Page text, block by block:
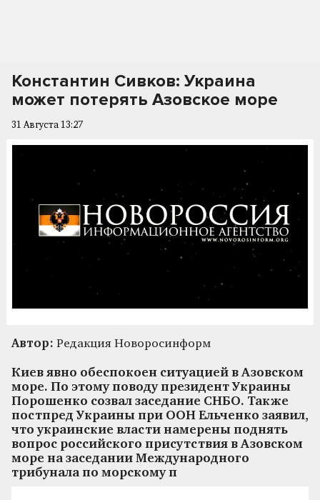
Константин Сивков: Украина
может потерять Азовское море
31 Августа 13:27
Автор: Редакция Новоросинформ
Киев явно обеспокоен ситуацией в Азовском
море. По этому поводу президент Украины
Порошенко созвал заседание СНБО. Также
постпред Украины при ООН Ельченко заявил,
что украинские власти намерены поднять
вопрос российского присутствия в Азовском
море на заседании Международного
трибунала по морскому п